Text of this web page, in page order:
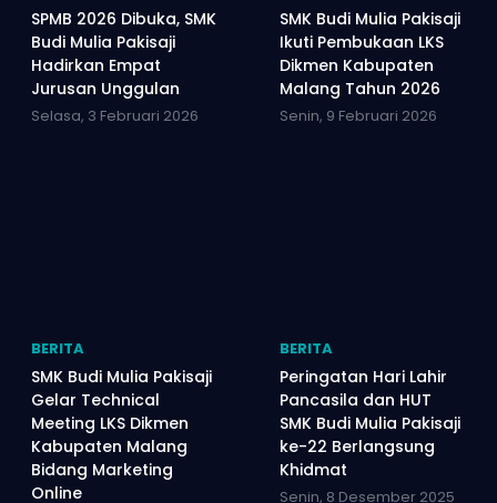
SPMB 2026 Dibuka, SMK
Budi Mulia Pakisaji
Hadirkan Empat
Jurusan Unggulan
Selasa, 3 Februari 2026
SMK Budi Mulia Pakisaji
Ikuti Pembukaan LKS
Dikmen Kabupaten
Malang Tahun 2026
Senin, 9 Februari 2026
BERITA
SMK Budi Mulia Pakisaji
Gelar Technical
Meeting LKS Dikmen
Kabupaten Malang
Bidang Marketing
Online
BERITA
Peringatan Hari Lahir
Pancasila dan HUT
SMK Budi Mulia Pakisaji
ke-22 Berlangsung
Khidmat
Senin, 8 Desember 2025